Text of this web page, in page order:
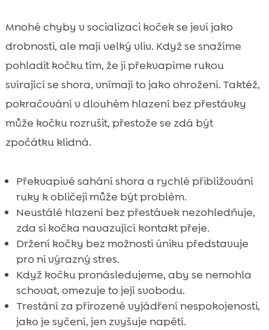
Mnohé chyby v socializaci koček se jeví jako
drobnosti, ale mají velký vliv. Když se snažíme
pohladit kočku tím, že ji překvapíme rukou
svírající se shora, vnímají to jako ohrožení. Taktéž,
pokračování v dlouhém hlazení bez přestávky
může kočku rozrušit, přestože se zdá být
zpočátku klidná.
Překvapivé sahání shora a rychlé přibližování
ruky k obličeji může být problém.
Neustálé hlazení bez přestávek nezohledňuje,
zda si kočka navazující kontakt přeje.
Držení kočky bez možnosti úniku představuje
pro ni výrazný stres.
Když kočku pronásledujeme, aby se nemohla
schovat, omezuje to její svobodu.
Trestání za přirozené vyjádření nespokojenosti,
jako je syčení, jen zvyšuje napětí.